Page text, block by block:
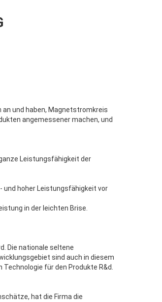
und haben, Magnetstromkreis
angemessener machen, und
Leistungsfähigkeit der
und hoher Leistungsfähigkeit vor
in der leichten Brise.
Die nationale seltene
sind auch in diesem
für den Produkte R&d.
hat die Firma die